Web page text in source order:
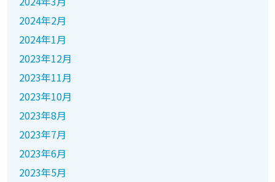
2024年2月
2024年1月
2023年12月
2023年11月
2023年10月
2023年8月
2023年7月
2023年6月
2023年5月